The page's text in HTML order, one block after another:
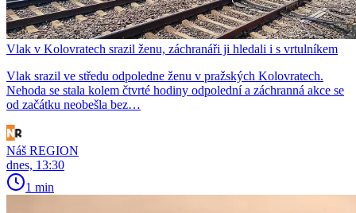
Vlak v Kolovratech srazil ženu, záchranáři ji hledali i s vrtulníkem
Vlak srazil ve středu odpoledne ženu v pražských Kolovratech.
Nehoda se stala kolem čtvrté hodiny odpolední a záchranná akce se
od začátku neobešla bez…
Náš REGION
dnes, 13:30
1 min